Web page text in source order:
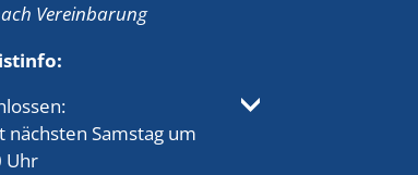
Vereinbarung
um weitere Öffnungs- oder Schließzeiten
nächsten Samstag um
Uhr